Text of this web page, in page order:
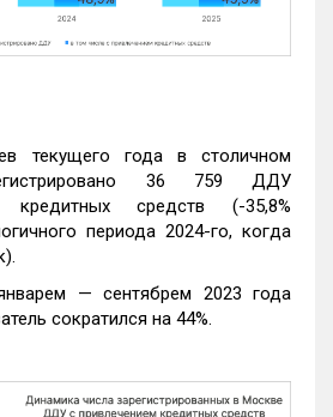
текущего года в столичном
36 759 ДДУ
кредитных средств (-35,8%
периода 2024-го, когда
— сентябрем 2023 года
сократился на 44%.